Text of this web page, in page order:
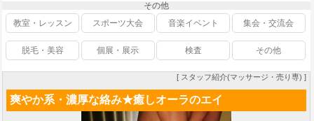
その他
教室・レッスン
スポーツ大会 音楽イベント 集会・交流会
脱毛・美容 個展・展示 検査 その他
[ スタッフ紹介(マッサージ・売り専) ]
爽やか系・濃厚な絡み★癒しオーラのエイ